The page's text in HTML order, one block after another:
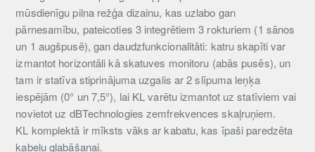
mūsdienīgu pilna režģa dizainu, kas uzlabo gan
pārnesamību, pateicoties 3 integrētiem 3 rokturiem (1 sānos
un 1 augšpusē), gan daudzfunkcionalitāti: katru skapīti var
izmantot horizontāli kā skatuves monitoru (abās pusēs), un
tam ir statīva stiprinājuma uzgalis ar 2 slīpuma leņķa
iespējām (0° un 7,5°), lai KL varētu izmantot uz statīviem vai
novietot uz dBTechnologies zemfrekvences skaļruņiem.
KL komplektā ir mīksts vāks ar kabatu, kas īpaši paredzēta
kabeļu glabāšanai.